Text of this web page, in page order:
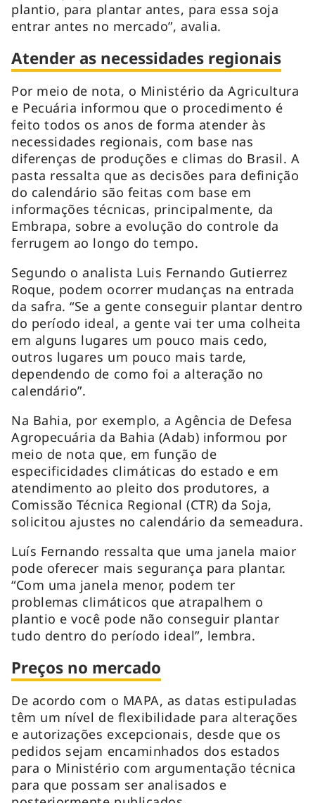
plantio, para plantar antes, para essa soja
entrar antes no mercado”, avalia.
Atender as necessidades regionais
Por meio de nota, o Ministério da Agricultura
e Pecuária informou que o procedimento é
feito todos os anos de forma atender às
necessidades regionais, com base nas
diferenças de produções e climas do Brasil. A
pasta ressalta que as decisões para definição
do calendário são feitas com base em
informações técnicas, principalmente, da
Embrapa, sobre a evolução do controle da
ferrugem ao longo do tempo.
Segundo o analista Luis Fernando Gutierrez
Roque, podem ocorrer mudanças na entrada
da safra. “Se a gente conseguir plantar dentro
do período ideal, a gente vai ter uma colheita
em alguns lugares um pouco mais cedo,
outros lugares um pouco mais tarde,
dependendo de como foi a alteração no
calendário”.
Na Bahia, por exemplo, a Agência de Defesa
Agropecuária da Bahia (Adab) informou por
meio de nota que, em função de
especificidades climáticas do estado e em
atendimento ao pleito dos produtores, a
Comissão Técnica Regional (CTR) da Soja,
solicitou ajustes no calendário da semeadura.
Luís Fernando ressalta que uma janela maior
pode oferecer mais segurança para plantar.
“Com uma janela menor, podem ter
problemas climáticos que atrapalhem o
plantio e você pode não conseguir plantar
tudo dentro do período ideal”, lembra.
Preços no mercado
De acordo com o MAPA, as datas estipuladas
têm um nível de flexibilidade para alterações
e autorizações excepcionais, desde que os
pedidos sejam encaminhados dos estados
para o Ministério com argumentação técnica
para que possam ser analisados e